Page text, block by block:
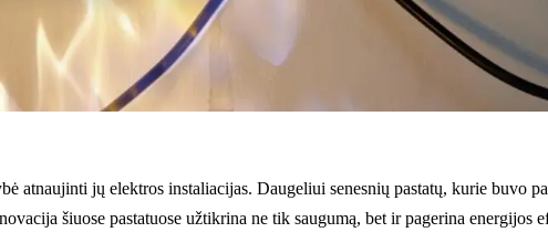
atnaujinti jų elektros instaliacijas. Daugeliui senesnių pastatų, kurie buvo
šiuose pastatuose užtikrina ne tik saugumą, bet ir pagerina